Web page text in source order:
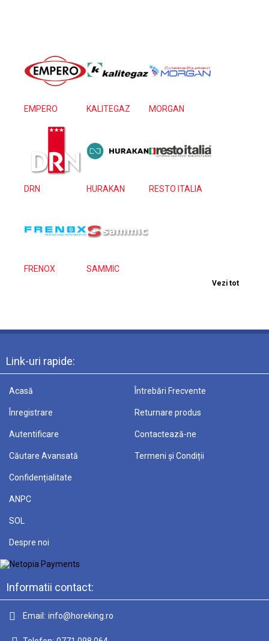
EMPERO KALITEGAZ MORGAN
DRN HURAKAN RESTO ITALIA
FRENOX SAMMIC
Vezi tot
Link-uri rapide:
Acasă
Înregistrare
Autentificare
Căutare Avansată
Întrebări Frecvente
Returnare produs
Contactează-ne
Termeni și Condiții
Confidențialitate
ANPC
SOL
Despre noi
Informatii contact:
Email: info@horeking.ro